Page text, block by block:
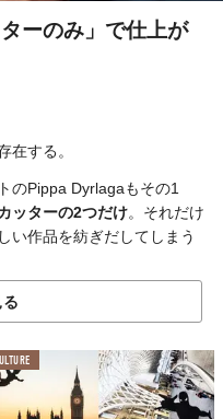
ーのみ」で仕上が
在する。
のPippa Dyrlagaもその1
ッターの2つだけ。それだけ
い作品を紡ぎだしてしまう
然、鳥、昆虫、彼女が住ん
は、プロセスを見ること
ので、まずはカッティング